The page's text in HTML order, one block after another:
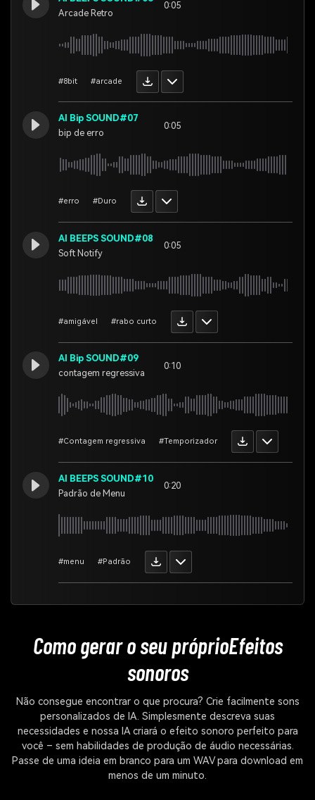
Arcade Retro
0:05
#8bit #arcade
AI Bip SOUND#07
bip de erro
0:05
#erro #Duro
AI BEEPS SOUND#08
Soft Notify
0:05
#amigável #rabo curto
AI Bip SOUND#09
contagem regressiva
0:10
#Contagem regressiva #Temporizador
AI BEEPS SOUND#10
Padrão de Menu
0:20
#menu #Padrão
Como gerar o seu próprioEfeitos
sonoros
Não consegue encontrar o que procura? Crie facilmente sons
personalizados de IA. Simplesmente descreva suas
necessidades e nossa IA criará o efeito sonoro perfeito para
você – sem habilidades de produção de áudio necessárias.
Passe de uma ideia em branco para um WAV para download em
menos de um minuto.